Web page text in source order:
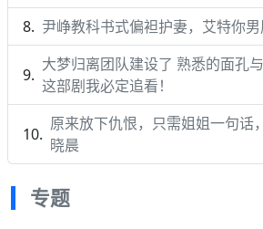
尹峥教科书式偏袒护妻，艾特你
大梦归离团队建设了 熟悉的面孔与
这部剧我必定追看！
原来放下仇恨，只需姐姐一句话
晓晨
专题